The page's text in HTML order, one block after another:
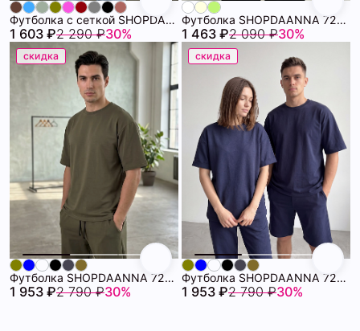
Футболка с сеткой SHOPDAANNA 72459678\10
1 603 ₽2 290 ₽30%
Футболка SHOPDAANNA 72459008\805
1 463 ₽2 090 ₽30%
скидка
Футболка SHOPDAANNA 72458896\709
1 953 ₽2 790 ₽30%
скидка
Футболка SHOPDAANNA 72458896\63
1 953 ₽2 790 ₽30%